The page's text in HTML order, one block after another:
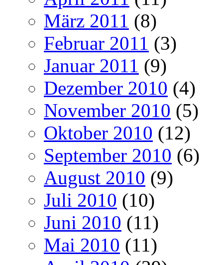
März 2011 (8)
Februar 2011 (3)
Januar 2011 (9)
Dezember 2010 (4)
November 2010 (5)
Oktober 2010 (12)
September 2010 (6)
August 2010 (9)
Juli 2010 (10)
Juni 2010 (11)
Mai 2010 (11)